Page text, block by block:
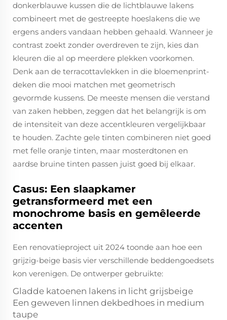
donkerblauwe kussen die de lichtblauwe lakens
combineert met de gestreepte hoeslakens die we
ergens anders vandaan hebben gehaald. Wanneer je
contrast zoekt zonder overdreven te zijn, kies dan
kleuren die al op meerdere plekken voorkomen.
Denk aan de terracottavlekken in die bloemenprint-
deken die mooi matchen met geometrisch
gevormde kussens. De meeste mensen die verstand
van zaken hebben, zeggen dat het belangrijk is om
de intensiteit van deze accentkleuren vergelijkbaar
te houden. Zachte gele tinten combineren niet goed
met felle oranje tinten, maar mosterdtonen en
aardse bruine tinten passen juist goed bij elkaar.
Casus: Een slaapkamer
getransformeerd met een
monochrome basis en gemêleerde
accenten
Een renovatieproject uit 2024 toonde aan hoe een
grijzig-beige basis vier verschillende beddengoedsets
kon verenigen. De ontwerper gebruikte:
Gladde katoenen lakens in licht grijsbeige
Een geweven linnen dekbedhoes in medium
taupe